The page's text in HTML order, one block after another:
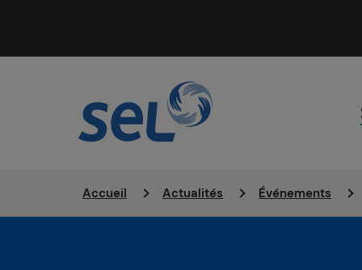
Accueil Actualités Événements